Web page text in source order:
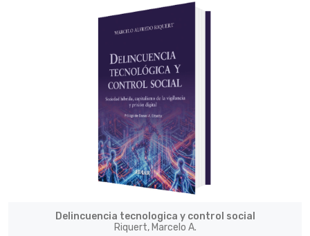
Delincuencia tecnologica y control social
Riquert, Marcelo A.